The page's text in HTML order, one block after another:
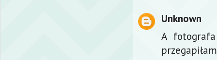
Unknown
A